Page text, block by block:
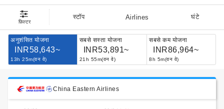
फ़िल्टर
स्टॉप Airlines घंटे
अनुशंसित योजना
INR58,643~
13h 25m(वन वे)
सबसे सस्ता योजना
INR53,891~
21h 55m(वन वे)
सबसे कम योजना
INR86,964~
8h 5m(वन वे)
China Eastern Airlines